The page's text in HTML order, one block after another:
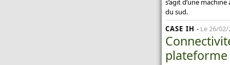
du sud.
CASE IH - Le 26/02/
plateforme